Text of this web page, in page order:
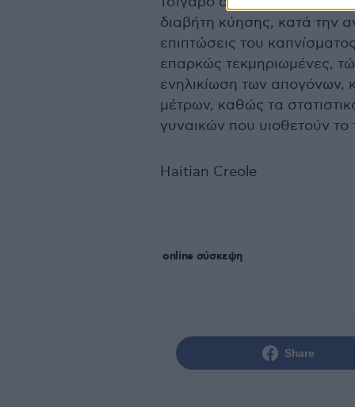
διαβήτη κύησης, κατά την
επιπτώσεις του
επαρκώς τεκμηριωμένες,
ενηλικίωση των απογόνων,
μέτρων, καθώς τα
γυναικών που υιοθετούν
Haitian Creole
online σύσκεψη
Share